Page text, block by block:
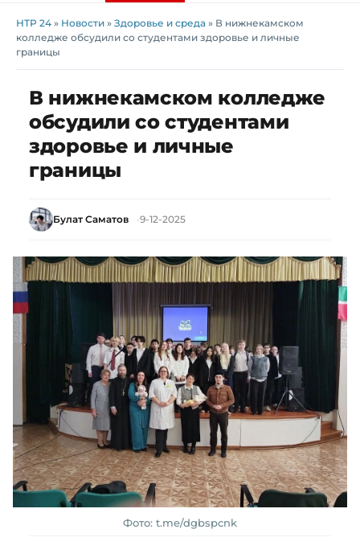
НТР 24 » Новости » Здоровье и среда » В нижнекамском
колледже обсудили со студентами здоровье и личные
границы
В нижнекамском колледже
обсудили со студентами
здоровье и личные
границы
Булат Саматов 9-12-2025
Фото: t.me/dgbspcnk